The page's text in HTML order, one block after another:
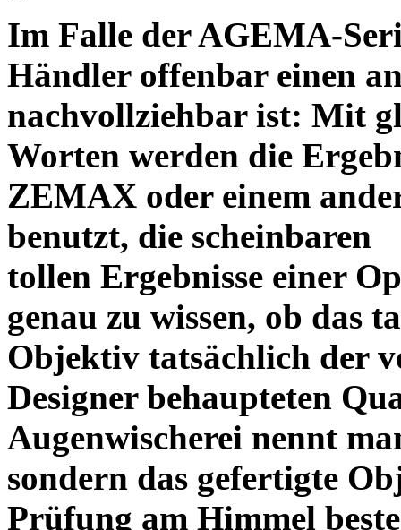
Im Falle der AGEMA-
Händler offenbar einen
nachvollziehbar ist: Mit
Worten werden die
ZEMAX oder einem
benutzt, die scheinbaren
tollen Ergebnisse einer
genau zu wissen, ob das
Objektiv tatsächlich der
Designer behaupteten
Augenwischerei nennt
sondern das gefertigte
Prüfung am Himmel